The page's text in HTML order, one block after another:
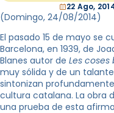
22 Ago,
(Domingo, 24/08/2014)
El pasado 15 de mayo se
Barcelona, en 1939, de
Blanes autor de Les coses
muy sólida y de un
sintonizan
cultura catalana. La obra
una prueba de esta